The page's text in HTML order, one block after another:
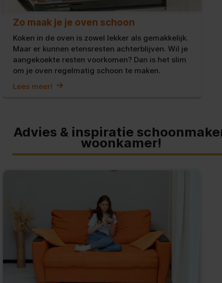
Zo maak je je oven schoon
Koken in de oven is zowel lekker als gemakkelijk.
Maar er kunnen etensresten achterblijven. Wil je
aangekoekte resten voorkomen? Dan is het slim
om je oven regelmatig schoon te maken.
Lees meer!
Advies & inspiratie
woonkamer!